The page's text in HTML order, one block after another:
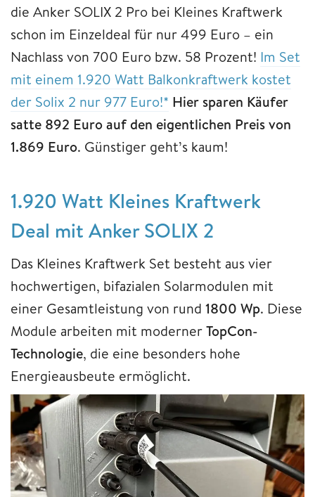
die Anker SOLIX 2 Pro bei Kleines Kraftwerk
schon im Einzeldeal für nur 499 Euro – ein
Nachlass von 700 Euro bzw. 58 Prozent! Im Set
mit einem 1.920 Watt Balkonkraftwerk kostet
der Solix 2 nur 977 Euro!* Hier sparen Käufer
satte 892 Euro auf den eigentlichen Preis von
1.869 Euro. Günstiger geht’s kaum!
1.920 Watt Kleines Kraftwerk
Deal mit Anker SOLIX 2
Das Kleines Kraftwerk Set besteht aus vier
hochwertigen, bifazialen Solarmodulen mit
einer Gesamtleistung von rund 1800 Wp. Diese
Module arbeiten mit modernerTopCon-
Technologie, die eine besonders hohe
Energieausbeute ermöglicht.